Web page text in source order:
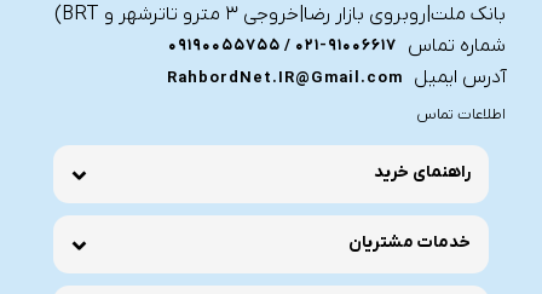
بانک ملت|روبروی بازار رضا|خروجی ۳ مترو تاترشهر و BRT)‎‎
شماره تماس
021-91006617 / 09190055755
آدرس ایمیل
RahbordNet.IR@Gmail.com
اطلاعات تماس
راهنمای خرید
خدمات مشتریان